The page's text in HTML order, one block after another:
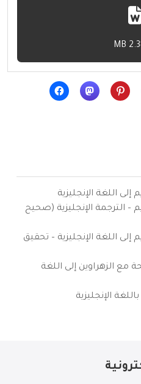
إلى اللغة الإنجليزية
– الترجمة الإنجليزية (صحيح
إلى اللغة الإنجليزية – تحقيق
مع الزهراوين إلى اللغة
الإنجليزية